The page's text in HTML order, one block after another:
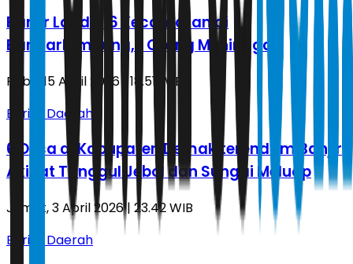
Banjir Landa 16 Kecamatan di
Bandarlampung, 1 Orang Meninggal
Rabu, 15 April 2026 | 18.51 WIB
Berita Daerah
6 Desa di Kabupaten Demak terendam Banjir
Akibat Tanggul Jebol dan Sungai Meluap
Jumat, 3 April 2026 | 23.42 WIB
Berita Daerah